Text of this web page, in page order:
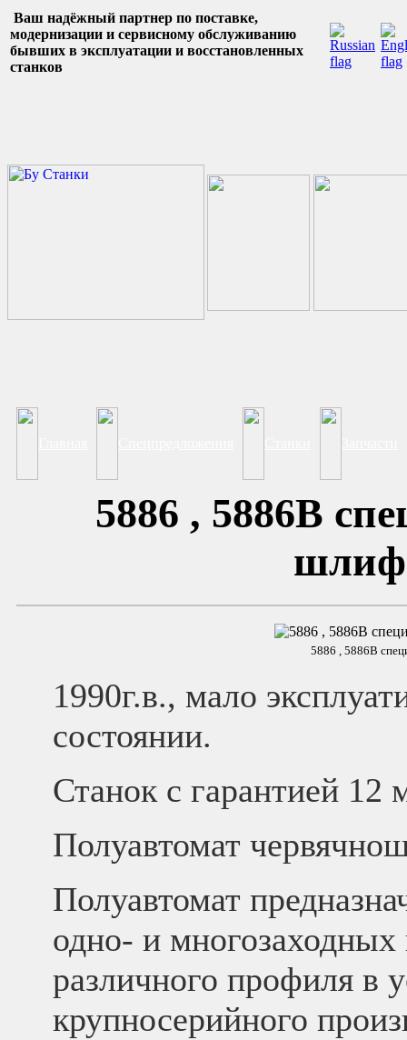
Ваш надёжный партнер по поставке,
модернизации и сервисному обслуживанию
бывших в эксплуатации и восстановленных
станков
5886 , 5886В
5886 , 5886В
1990г.в., мало
состоянии.
Станок с гарантией 12
Полуавтомат
Полуавтомат
одно- и многозаходных
различного профиля в
крупносерийного